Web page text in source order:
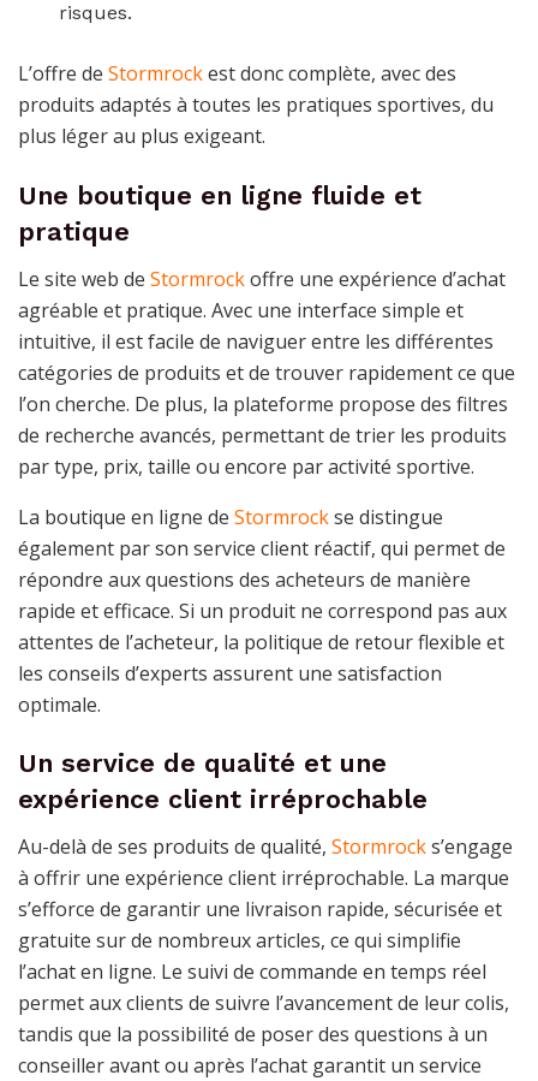
risques.
L’offre de Stormrockest donc complète, avec des
produits adaptés à toutes les pratiques sportives, du
plus léger au plus exigeant.
Une boutique en ligne fluide et
pratique
Le site web de Stormrockoffre une expérience d’achat
agréable et pratique. Avec une interface simple et
intuitive, il est facile de naviguer entre les différentes
catégories de produits et de trouver rapidement ce que
l’on cherche. De plus, la plateforme propose des filtres
de recherche avancés, permettant de trier les produits
par type, prix, taille ou encore par activité sportive.
La boutique en ligne de Stormrockse distingue
également par son service client réactif, qui permet de
répondre aux questions des acheteurs de manière
rapide et efficace. Si un produit ne correspond pas aux
attentes de l’acheteur, la politique de retour flexible et
les conseils d’experts assurent une satisfaction
optimale.
Un service de qualité et une
expérience client irréprochable
Au-delà de ses produits de qualité, Stormrocks’engage
à offrir une expérience client irréprochable. La marque
s’efforce de garantir une livraison rapide, sécurisée et
gratuite sur de nombreux articles, ce qui simplifie
l’achat en ligne. Le suivi de commande en temps réel
permet aux clients de suivre l’avancement de leur colis,
tandis que la possibilité de poser des questions à un
conseiller avant ou après l’achat garantit un service